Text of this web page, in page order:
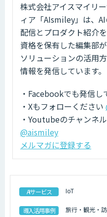
株式会社アイスマイリ
ィア「AIsmiley」は、
配信とプロダクト紹介
資格を保有した編集部
ソリューションの活用
情報を発信しています。
・Facebookでも発信し
・Xもフォローください
・Youtubeのチャンネ
@aismiley
メルマガに登録する
AIサービス IoT
導入活用事例 旅行・観光・